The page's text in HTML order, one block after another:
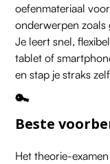
oefenmateriaal
onderwerpen zoals
Je leert snel,
tablet of
en stap je straks
🔑
Beste
Het theorie-